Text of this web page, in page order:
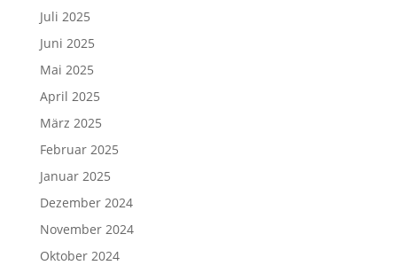
Juli 2025
Juni 2025
Mai 2025
April 2025
März 2025
Februar 2025
Januar 2025
Dezember 2024
November 2024
Oktober 2024